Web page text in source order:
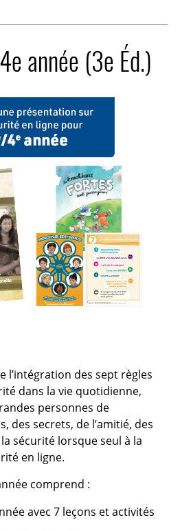
année (3e Éd.)
l’intégration des sept règles
dans la vie quotidienne,
personnes de
des secrets, de l’amitié, des
sécurité lorsque seul à la
en ligne.
comprend :
avec 7 leçons et activités